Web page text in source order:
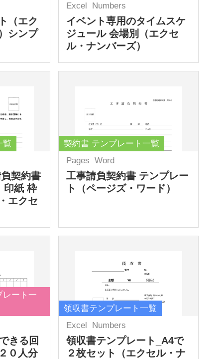
（エク
シンプ
Excel
Numbers
イベント専用のタイムスケ
ジュール 会場別（エクセ
ル・ナンバーズ）
覧
契約書
印紙 枠
エクセ
契約書 テンプレート一覧
Pages Word
工事請負契約書 テンプレー
ト（ページズ・ワード）
レート一
きる回
０人分
領収書テンプレート一覧
Excel
Numbers
領収書テンプレート_A4で
２枚セット（エクセル・ナ